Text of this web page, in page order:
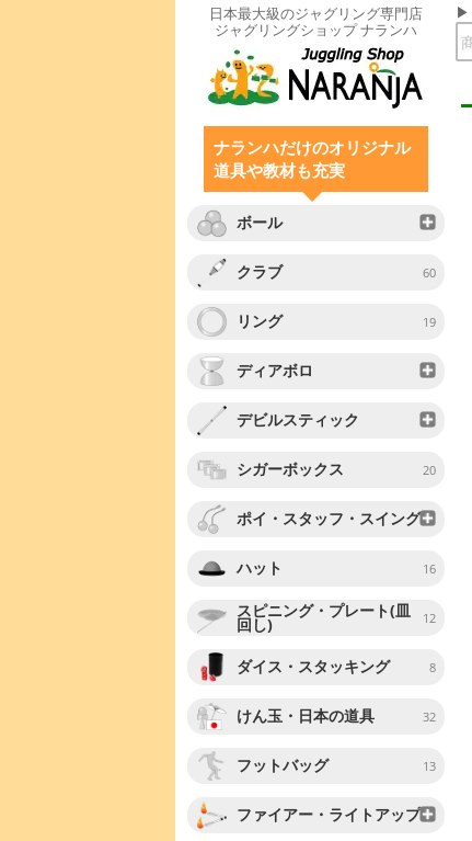
日本最大級のジャグリング専門店
ジャグリングショップ ナランハ
ナランハだけのオリジナル
道具や教材も充実
ボール
クラブ 60
リング 19
ディアボロ
デビルスティック
シガーボックス 20
ポイ・スタッフ・スイング
ハット 16
スピニング・プレート(皿
回し) 12
ダイス・スタッキング 8
けん玉・日本の道具 32
フットバッグ 13
ファイアー・ライトアップ